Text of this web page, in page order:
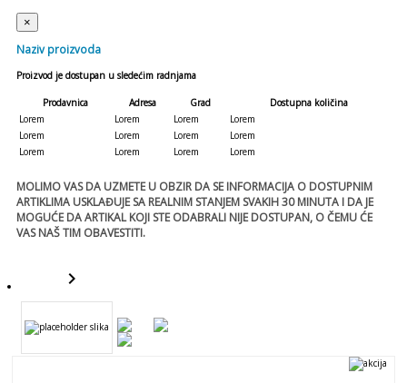
×
Naziv proizvoda
Proizvod je dostupan u sledećim radnjama
Prodavnica Adresa Grad
Dostupna količina
Lorem
Lorem Lorem
Lorem
Lorem
Lorem Lorem
Lorem
Lorem
Lorem Lorem Lorem
MOLIMO VAS DA UZMETE U OBZIR DA SE INFORMACIJA O DOSTUPNIM
ARTIKLIMA USKLAĐUJE SA REALNIM STANJEM SVAKIH 30 MINUTA I DA JE
MOGUĆE DA ARTIKAL KOJI STE ODABRALI NIJE DOSTUPAN, O ČEMU ĆE
VAS NAŠ TIM OBAVESTITI.
keyboard_arrow_right